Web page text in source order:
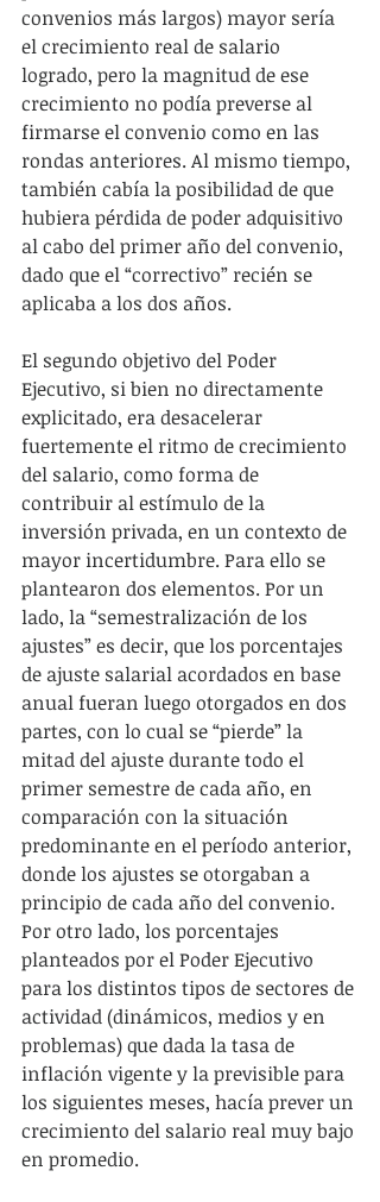
convenios más largos) mayor sería
el crecimiento real de salario
logrado, pero la magnitud de ese
crecimiento no podía preverse al
firmarse el convenio como en las
rondas anteriores. Al mismo tiempo,
también cabía la posibilidad de que
hubiera pérdida de poder adquisitivo
al cabo del primer año del convenio,
dado que el “correctivo” recién se
aplicaba a los dos años.
El segundo objetivo del Poder
Ejecutivo, si bien no directamente
explicitado, era desacelerar
fuertemente el ritmo de crecimiento
del salario, como forma de
contribuir al estímulo de la
inversión privada, en un contexto de
mayor incertidumbre. Para ello se
plantearon dos elementos. Por un
lado, la “semestralización de los
ajustes” es decir, que los porcentajes
de ajuste salarial acordados en base
anual fueran luego otorgados en dos
partes, con lo cual se “pierde” la
mitad del ajuste durante todo el
primer semestre de cada año, en
comparación con la situación
predominante en el período anterior,
donde los ajustes se otorgaban a
principio de cada año del convenio.
Por otro lado, los porcentajes
planteados por el Poder Ejecutivo
para los distintos tipos de sectores de
actividad (dinámicos, medios y en
problemas) que dada la tasa de
inflación vigente y la previsible para
los siguientes meses, hacía prever un
crecimiento del salario real muy bajo
en promedio.